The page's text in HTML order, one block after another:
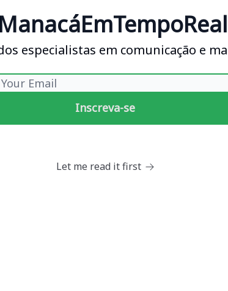
especialistas em comunicação e
Let me read it first